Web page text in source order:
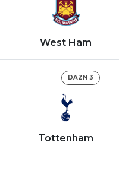
West Ham
DAZN 3
Tottenham